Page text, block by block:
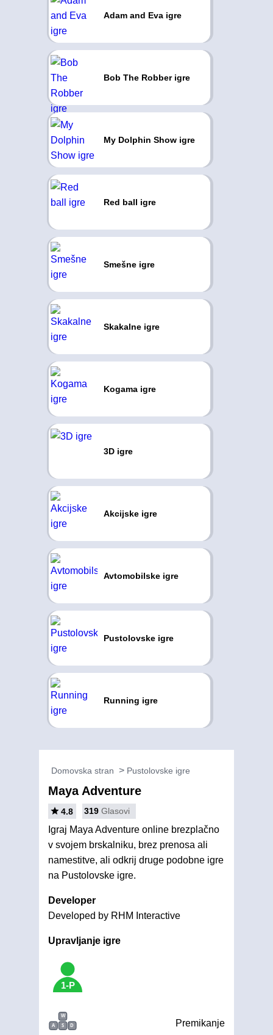
Adam and Eva igre
Bob The Robber igre
My Dolphin Show igre
Red ball igre
Smešne igre
Skakalne igre
Kogama igre
3D igre
Akcijske igre
Avtomobilske igre
Pustolovske igre
Running igre
Domovska stran Pustolovske igre
Maya Adventure
4.8 319 Glasovi
Igraj Maya Adventure online brezplačno
v svojem brskalniku, brez prenosa ali
namestitve, ali odkrij druge podobne igre
na Pustolovske igre.
Developer
Developed by RHM Interactive
Upravljanje igre
1-P
W
A
S D Premikanje